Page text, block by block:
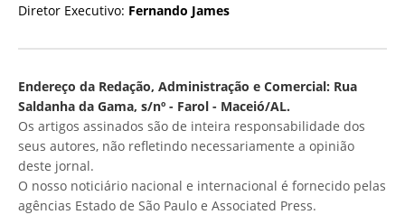
Diretor Executivo: Fernando James
Endereço da Redação, Administração e Comercial: Rua
Saldanha da Gama, s/nº - Farol - Maceió/AL.
Os artigos assinados são de inteira responsabilidade dos
seus autores, não refletindo necessariamente a opinião
deste jornal.
O nosso noticiário nacional e internacional é fornecido pelas
agências Estado de São Paulo e Associated Press.